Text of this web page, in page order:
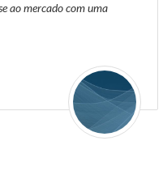
ao mercado com uma